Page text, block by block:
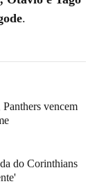
.
vencem
do Corinthians